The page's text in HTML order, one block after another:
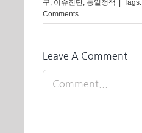
구, 이슈진단, 통일정책 Tags:
Comments
Leave A Comment